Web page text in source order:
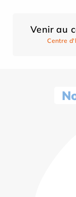
Venir au
Centre